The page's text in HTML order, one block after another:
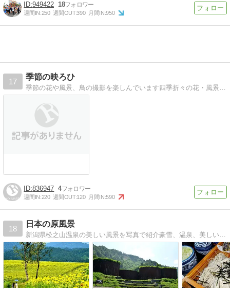
949422 18
週間IN:250 週間OUT:390 月間IN:950
17
季節の映ろひ
季節の花や風景、鳥の撮影を楽しんでいます四季折々の花・風景・行事そして鳥達の姿をカメラに収めています
836947 4
週間IN:220 週間OUT:120 月間IN:590
18
日本の原風景
新潟県松之山温泉の美しい風景を写真で紹介豪雪、温泉、美しいブナ林と棚田で知られるふるさとです。